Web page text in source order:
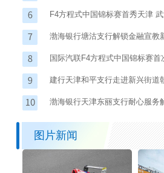
F4方程式中国锦标赛首秀天津
消费
渤海银行塘沽支行解锁金融宣教
国际汽联F4方程式中国锦标赛首
建行天津和平支行走进新兴街道
活动
渤海银行天津东丽支行耐心服务
图片新闻